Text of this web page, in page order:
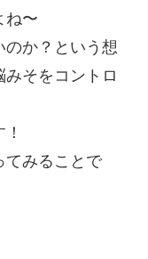
ね〜
か？という想
そをコントロ
てみることで